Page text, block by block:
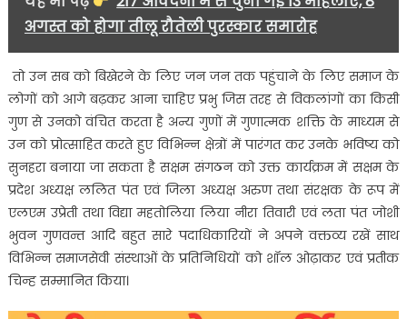
अगस्त को होगा तीलू रौतेली पुरस्कार समारोह
तो उन सब को बिखेरने के लिए जन जन तक पहुंचाने के लिए समाज के
लोगों को आगे बढ़कर आना चाहिए प्रभु जिस तरह से विकलांगों का किसी
गुण से उनको वंचित करता है अन्य गुणों में गुणात्मक शक्ति के माध्यम से
उन को प्रोत्साहित करते हुए विभिन्न क्षेत्रों में पारंगत कर उनके भविष्य को
सुनहरा बनाया जा सकता है सक्षम संगठन को उक्त कार्यक्रम में सक्षम के
प्रदेश अध्यक्ष ललित पंत एवं जिला अध्यक्ष अरुण तथा संरक्षक के रूप में
एलएम उप्रेती तथा विद्या महतोलिया लिया नीरा तिवारी एवं लता पंत जोशी
भुवन गुणवन्त आदि बहुत सारे पदाधिकारियों ने अपने वक्तव्य रखें साथ
विभिन्न समाजसेवी संस्थाओं के प्रतिनिधियों को शॉल ओढ़ाकर एवं प्रतीक
चिन्ह सम्मानित किया।